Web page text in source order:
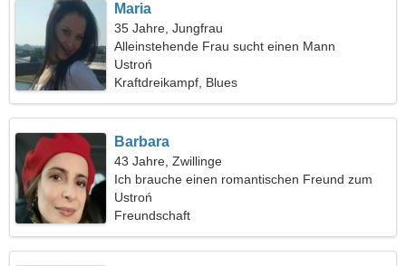
Maria
35 Jahre, Jungfrau
Alleinstehende Frau sucht einen Mann
Ustroń
Kraftdreikampf, Blues
Barbara
43 Jahre, Zwillinge
Ich brauche einen romantischen Freund zum
Spazierengehen
Ustroń
Freundschaft